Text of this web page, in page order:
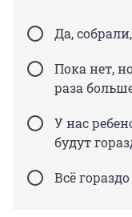
Да,
Пока нет,
раза
У нас
будут
Всё